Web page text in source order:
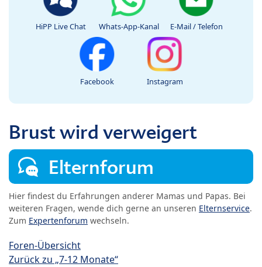
HiPP Live Chat Whats-App-Kanal E-Mail / Telefon
Facebook Instagram
Brust wird verweigert
Elternforum
Hier findest du Erfahrungen anderer Mamas und Papas. Bei
weiteren Fragen, wende dich gerne an unseren Elternservice.
Zum Expertenforum wechseln.
Foren-Übersicht
Zurück zu „7-12 Monate“